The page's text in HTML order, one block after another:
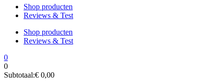
Shop producten
Reviews & Test
Shop producten
Reviews & Test
0
0
Subtotaal:€ 0,00